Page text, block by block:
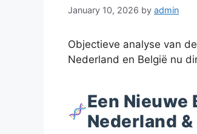
January 10, 2026 by admin
Objectieve analyse van
Nederland en België nu
Een
Nederland